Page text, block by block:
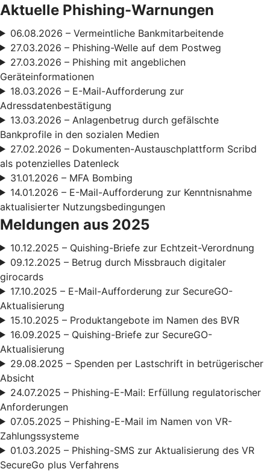
Aktuelle Phishing-Warnungen
06.08.2026 – Vermeintliche Bankmitarbeitende
27.03.2026 – Phishing-Welle auf dem Postweg
27.03.2026 – Phishing mit angeblichen
Geräteinformationen
18.03.2026 – E-Mail-Aufforderung zur
Adressdatenbestätigung
13.03.2026 – Anlagenbetrug durch gefälschte
Bankprofile in den sozialen Medien
27.02.2026 – Dokumenten-Austauschplattform Scribd
als potenzielles Datenleck
31.01.2026 – MFA Bombing
14.01.2026 – E-Mail-Aufforderung zur Kenntnisnahme
aktualisierter Nutzungsbedingungen
Meldungen aus 2025
10.12.2025 – Quishing-Briefe zur Echtzeit-Verordnung
09.12.2025 – Betrug durch Missbrauch digitaler
girocards
17.10.2025 – E-Mail-Aufforderung zur SecureGO-
Aktualisierung
15.10.2025 – Produktangebote im Namen des BVR
16.09.2025 – Quishing-Briefe zur SecureGO-
Aktualisierung
29.08.2025 – Spenden per Lastschrift in betrügerischer
Absicht
24.07.2025 – Phishing-E-Mail: Erfüllung regulatorischer
Anforderungen
07.05.2025 – Phishing-E-Mail im Namen von VR-
Zahlungssysteme
01.03.2025 – Phishing-SMS zur Aktualisierung des VR
SecureGo plus Verfahrens